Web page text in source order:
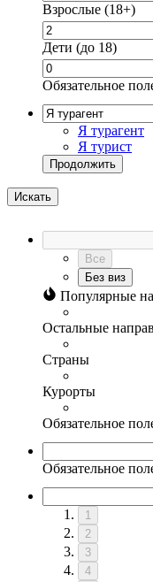
Взрослые (18+)
Дети (до 18)
Обязательное
Я турагент
Я турист
Продолжить
Искать
Все
Без виз
Популярные
Остальные
Страны
Курорты
Обязательное
Обязательное
1
2
3
4